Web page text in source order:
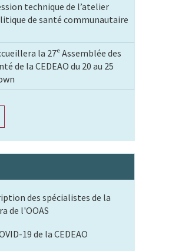
technique de l’atelier
de santé communautaire
la 27ᵉ Assemblée des
de la CEDEAO du 20 au 25
des spécialistes de la
de l'OOAS
19 de la CEDEAO